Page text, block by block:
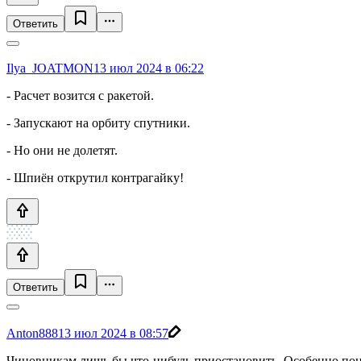
Ответить
Ilya_JOATMON13 июл 2024 в 06:22
- Расчет возится с ракетой.
- Запускают на орбиту спутники.
- Но они не долетят.
- Шпиён открутил контрагайку!
Ответить
Anton88813 июл 2024 в 08:57